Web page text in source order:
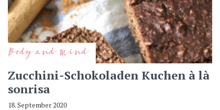
Body and Mind
Zucchini-Schokoladen Kuchen à là
sonrisa
18. September 2020